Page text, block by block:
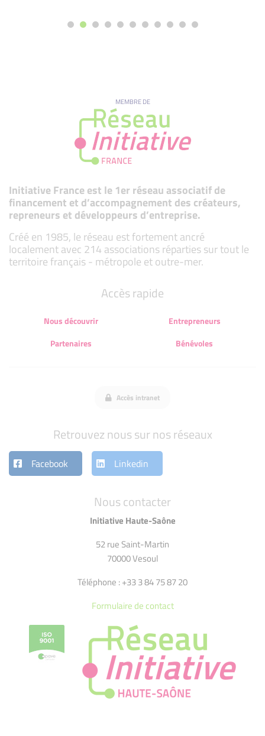
MEMBRE DE
Initiative France est le 1er réseau associatif de
financement et d’accompagnement des créateurs,
repreneurs et développeurs d’entreprise.
Créé en 1985, le réseau est fortement ancré
localement avec 214 associations réparties sur tout le
territoire français - métropole et outre-mer.
Nous contacter
Initiative Haute-Saône
52 rue Saint-Martin
70000 Vesoul
Téléphone : +33 3 84 75 87 20
Formulaire de contact
Accès rapide
Nous découvrir
Entrepreneurs
Partenaires
Bénévoles
Accès intranet
Retrouvez nous sur nos réseaux
Facebook Linkedin